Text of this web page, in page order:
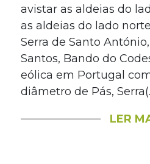
avistar as aldeias do
as aldeias do lado
Serra de Santo
Santos, Bando do
eólica em Portugal
diâmetro de Pás,
LER